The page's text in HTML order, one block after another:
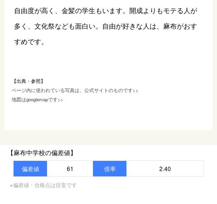
自由度が高く、金髪の学生もいます。開成よりもモテる人が
多く、文化祭なども面白い。自由が好きな人は、麻布がおす
すめです。
【出典・参照】
ページ内に使われている写真は、公式サイトのものです>>
地図はgooglemapです>>
【麻布中学校の偏差値】
偏差値 61 倍率 2.40
※偏差値・合格点は目安です